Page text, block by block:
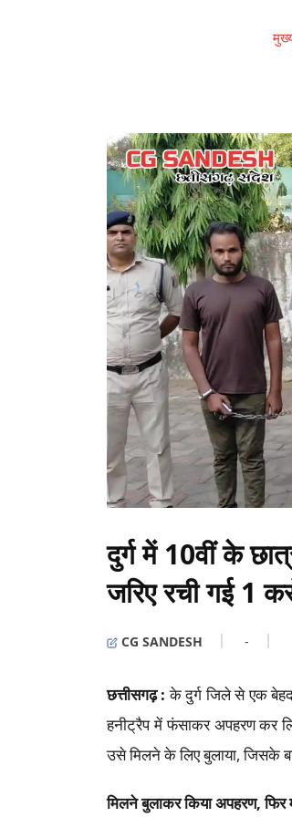
दुर्ग में 10वीं के
जरिए रची गई 1
CG SANDESH -
छत्तीसगढ़ :के दुर्ग जिले से एक
पहले हनीट्रैप में फंसाकर अपहरण
की और उसे मिलने के लिए बुलाया,
मिलने बुलाकर किया अपहरण, फिर